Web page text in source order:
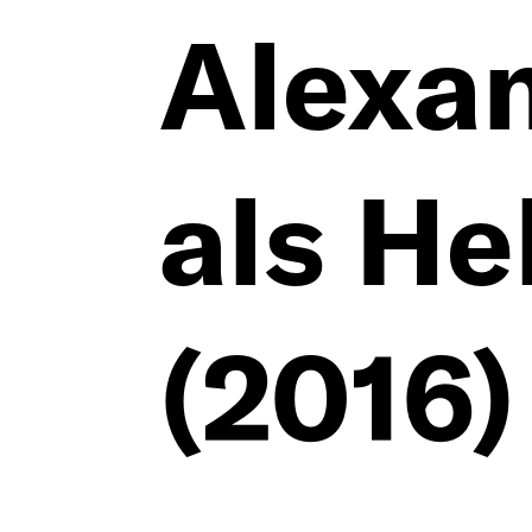
Deutsch
English
als
(2016)